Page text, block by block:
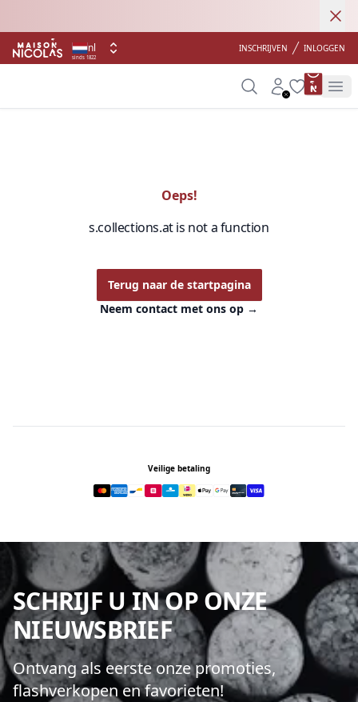
sinds 1822
nl INSCHRIJVEN INLOGGEN
SearchAccount
Wishlist
Oeps!
s.collections.at is not a function
Terug naar de startpagina
Neem contact met ons op →
Veilige betaling
SCHRIJF U IN OP ONZE
NIEUWSBRIEF
Ontvang als eerste onze promoties,
flashverkopen en favorieten!